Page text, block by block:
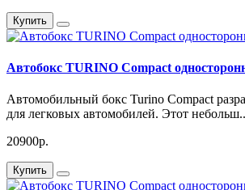
Купить
Автобокс TURINO Compact
Автомобильный бокс Turino Compact
для легковых автомобилей. Этот небольш..
20900р.
Купить